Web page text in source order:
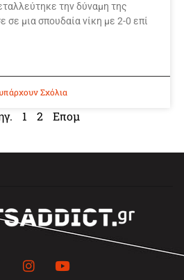
την δύναμη της
σε μια σπουδαία νίκη με 2-0 επί
Σχόλια
1 2 Επομ